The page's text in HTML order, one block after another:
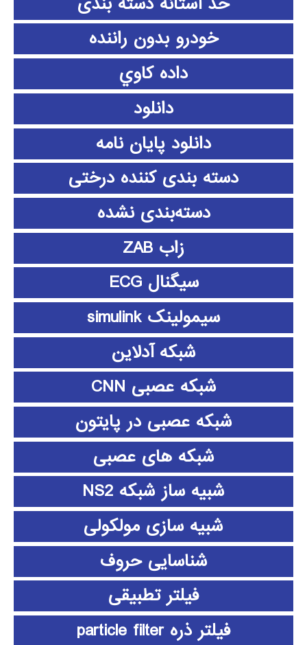
خودرو بدون راننده
داده كاوي
دانلود
دانلود پايان نامه
دسته بندی کننده درختی
دسته‌بندی نشده
زاب ZAB
سیگنال ECG
سیمولینک simulink
شبکه آدلاین
شبکه عصبی CNN
شبکه عصبی در پایتون
شبکه های عصبی
شبیه ساز شبکه NS2
شبیه سازی مولکولی
شناسایی حروف
فیلتر تطبیقی
فیلتر ذره particle filter